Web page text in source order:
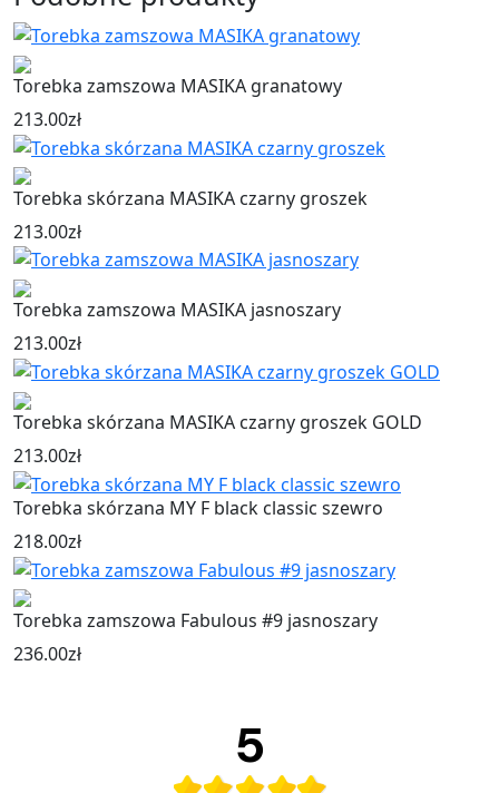
Torebka zamszowa MASIKA granatowy
213.00zł
Torebka skórzana MASIKA czarny groszek
213.00zł
Torebka zamszowa MASIKA jasnoszary
213.00zł
Torebka skórzana MASIKA czarny groszek GOLD
213.00zł
Torebka skórzana MY F black classic szewro
218.00zł
Torebka zamszowa Fabulous #9 jasnoszary
236.00zł
5